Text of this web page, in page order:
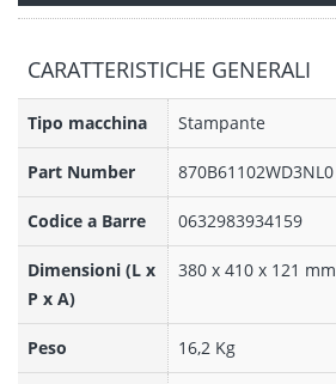
CARATTERISTICHE GENERALI
Tipo macchina Stampante
Part Number 870B61102WD3NL0
Codice a Barre 0632983934159
Dimensioni (L x
P x A)
380 x 410 x 121 mm
Peso 16,2 Kg